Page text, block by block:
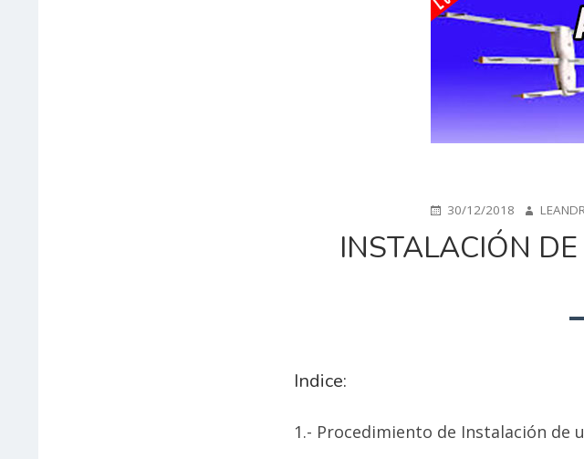
PUBLICADO
30/12/2018 AUTOR
INSTALACIÓN
Indice:
1.- Procedimiento de Instalación de